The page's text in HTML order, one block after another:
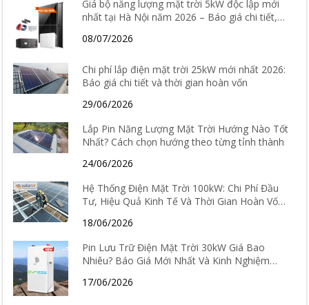
Giá bộ năng lượng mặt trời 5kW độc lập mới
nhất tại Hà Nội năm 2026 – Báo giá chi tiết,
08/07/2026
Chi phí lắp điện mặt trời 25kW mới nhất 2026:
Báo giá chi tiết và thời gian hoàn vốn
29/06/2026
Lắp Pin Năng Lượng Mặt Trời Hướng Nào Tốt
Nhất? Cách chọn hướng theo từng tỉnh thành
24/06/2026
Hệ Thống Điện Mặt Trời 100kW: Chi Phí Đầu
Tư, Hiệu Quả Kinh Tế Và Thời Gian Hoàn Vốn
18/06/2026
Pin Lưu Trữ Điện Mặt Trời 30kW Giá Bao
Nhiêu? Báo Giá Mới Nhất Và Kinh Nghiệm
17/06/2026